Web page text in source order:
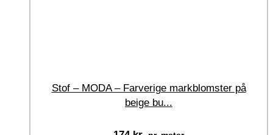
Stof – MODA – Farverige markblomster på
beige bu...